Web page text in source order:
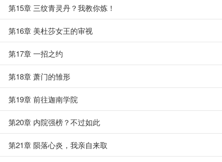
第15章 三纹青灵丹？我教你炼！
第16章 美杜莎女王的审视
第17章 一招之约
第18章 萧门的雏形
第19章 前往迦南学院
第20章 内院强榜？不过如此
第21章 陨落心炎，我亲自来取